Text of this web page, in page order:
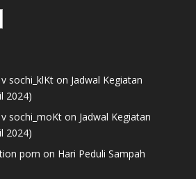
sochi_klKton Jadwal Kegiatan
2024)
sochi_moKton Jadwal Kegiatan
2024)
porn on Hari Peduli Sampah